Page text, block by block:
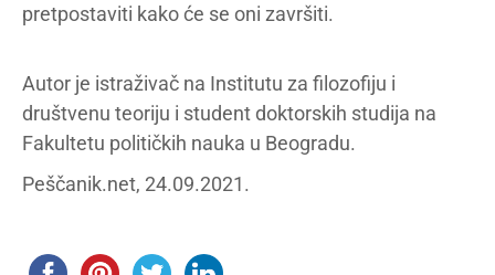
pretpostaviti kako će se oni završiti.
Autor je istraživač na Institutu za filozofiju i
društvenu teoriju i student doktorskih studija na
Fakultetu političkih nauka u Beogradu.
Peščanik.net, 24.09.2021.